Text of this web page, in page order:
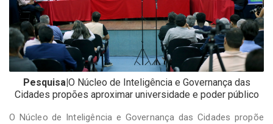
Pesquisa| O Núcleo de Inteligência e Governança das
Cidades propões aproximar universidade e poder público
O Núcleo de Inteligência e Governança das Cidades propõe